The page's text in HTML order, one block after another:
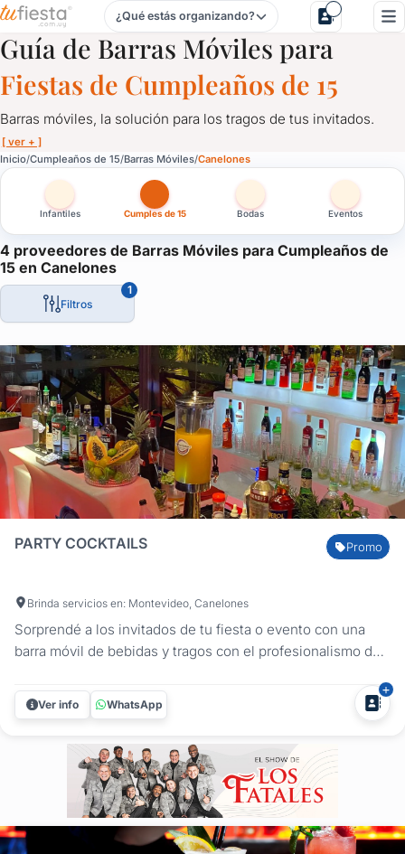
Barras Móviles para Cumpleaños de 15 en Canelones
¿Qué estás organizando?
Guía de Barras Móviles para
Fiestas de Cumpleaños de 15
Barras móviles, la solución para los tragos de tus invitados.
[ ver + ]
Inicio Cumpleaños de 15 Barras Móviles Canelones
Infantiles Cumples de 15 Bodas Eventos
4 proveedores de Barras Móviles para Cumpleaños de
15 en Canelones
Filtros
1
PARTY COCKTAILS Promo
Brinda servicios en: Montevideo, Canelones
Sorprendé a los invitados de tu fiesta o evento con una
barra móvil de bebidas y tragos con el profesionalismo de
compromiso. y lo llevarán a cabo con calidad. dedicación,
puntualidad, y respeto, donde sin duda Despertarán tus
Ver info WhatsApp
Barras Móviles para Cumpleaños de 15 en Canelones
Barras móviles, la solución para los tragos de tus invitados.
Personalizadas, con luces led, acordes a tu evento, barras
La solución ideal para despreocuparte del tema y que los